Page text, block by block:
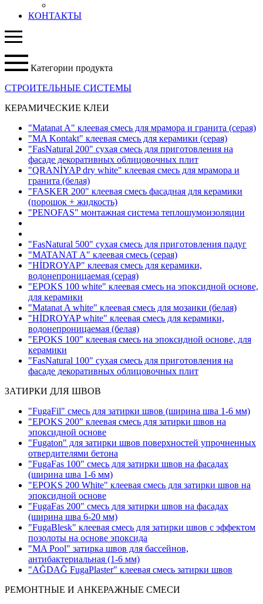
КОНТАКТЫ
Категории продукта
СТРОИТЕЛЬНЫЕ СИСТЕМЫ
КЕРАМИЧЕСКИЕ КЛЕИ
"Matanat A" клеевая смесь для мрамора и гранита (серая)
"MA Kontakt" клеевая смесь для керамики (серая)
"FasNatural 200" сухая смесь для приготовления на
фасаде декоративных облицовочных плит
"QRANİYAP dry white" клеевая смесь для мрамора и
гранита (белая)
"FASKER 200" клеевая смесь фасадная для керамики
(порошок + жидкость)
"PENOFAS" монтажная система теплошумоизоляции
"FasNatural 500" сухая смесь для приготовления падуг
"MATANAT A" клеевая смесь (серая)
"HİDROYAP" клеевая смесь для керамики,
водонепроницаемая (серая)
"EPOKS 100 white" клеевая смесь на эпоксидной основе,
для керамики
"Matanat A white" клеевая смесь для мозаики (белая)
"HİDROYAP white" клеевая смесь для керамики,
водонепроницаемая (белая)
"EPOKS 100" клеевая смесь на эпоксидной основе, для
керамики
"FasNatural 100" сухая смесь для приготовления на
фасаде декоративных облицовочных плит
ЗАТИРКИ ДЛЯ ШВОВ
"FugaFil" смесь для затирки швов (ширина шва 1-6 мм)
"EPOKS 200" клеевая смесь для затирки швов на
эпоксидной основе
"Fugaton" для затирки швов поверхностей упрочненных
отвердителями бетона
"FugaFas 100" смесь для затирки швов на фасадах
(ширина шва 1-6 мм)
"EPOKS 200 White" клеевая смесь для затирки швов на
эпоксидной основе
"FugaFas 200" смесь для затирки швов на фасадах
(ширина шва 6-20 мм)
"FugaBlesk" клеевая смесь для затирки швов с эффектом
позолоты на основе эпоксида
"MA Pool" затирка швов для бассейнов,
антибактериальная (1-6 мм)
"AĞDAĞ FugaPlaster" клеевая смесь затирки швов
РЕМОНТНЫЕ И АНКЕРАЖНЫЕ СМЕСИ